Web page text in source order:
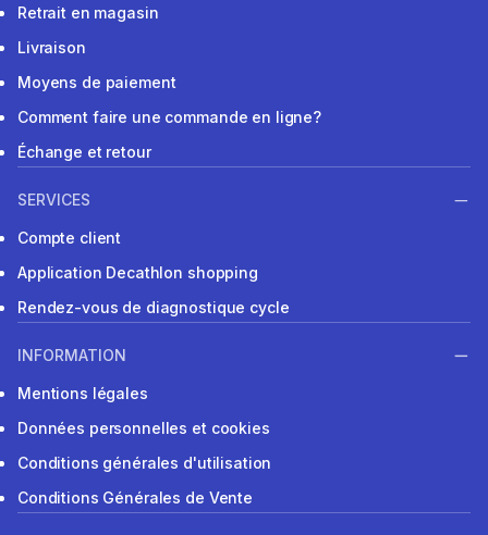
Retrait en magasin
Livraison
Moyens de paiement
Comment faire une commande en ligne?
Échange et retour
SERVICES
Compte client
Application Decathlon shopping
Rendez-vous de diagnostique cycle
INFORMATION
Mentions légales
Données personnelles et cookies
Conditions générales d'utilisation
Conditions Générales de Vente